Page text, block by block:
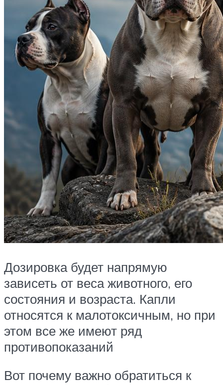
Дозировка будет напрямую
зависеть от веса животного, его
состояния и возраста. Капли
относятся к малотоксичным, но при
этом все же имеют ряд
противопоказаний
Вот почему важно обратиться к